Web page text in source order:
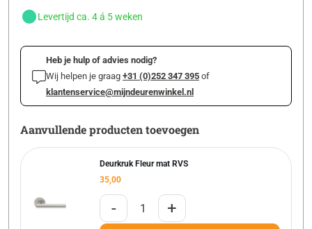
Levertijd ca. 4 á 5 weken
Heb je hulp of advies nodig?
Wij helpen je graag +31 (0)252 347 395 of
klantenservice@mijndeurenwinkel.nl
Aanvullende producten toevoegen
Deurkruk Fleur mat RVS
35,00
- +